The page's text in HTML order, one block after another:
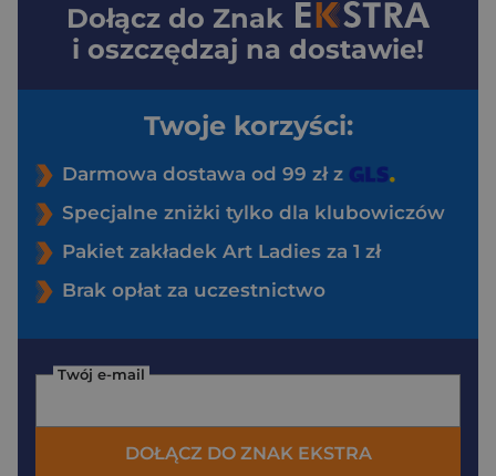
Dołącz do Znak
i oszczędzaj na dostawie!
Twoje korzyści:
Darmowa dostawa od 99 zł z
Specjalne zniżki tylko dla klubowiczów
Pakiet zakładek Art Ladies za 1 zł
Brak opłat za uczestnictwo
Twój e-mail
DOŁĄCZ DO ZNAK EKSTRA